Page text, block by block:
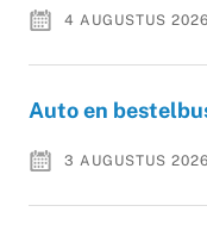
4 AUGUSTUS
Auto en
3 AUGUSTUS